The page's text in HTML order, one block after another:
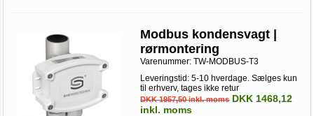
Modbus kondensvagt |
rørmontering
Varenummer:TW-MODBUS-T3
Leveringstid: 5-10 hverdage. Sælges kun
til erhverv, tages ikke retur
DKK 1957,50 inkl. moms DKK 1468,12
inkl. moms